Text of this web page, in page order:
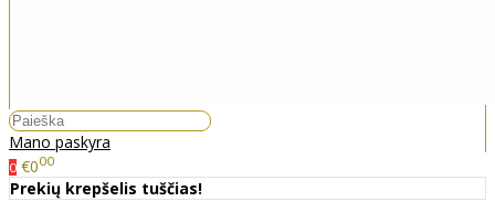
Mano paskyra
0 €000
Prekių krepšelis tuščias!